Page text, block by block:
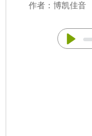
作者：博凯佳音